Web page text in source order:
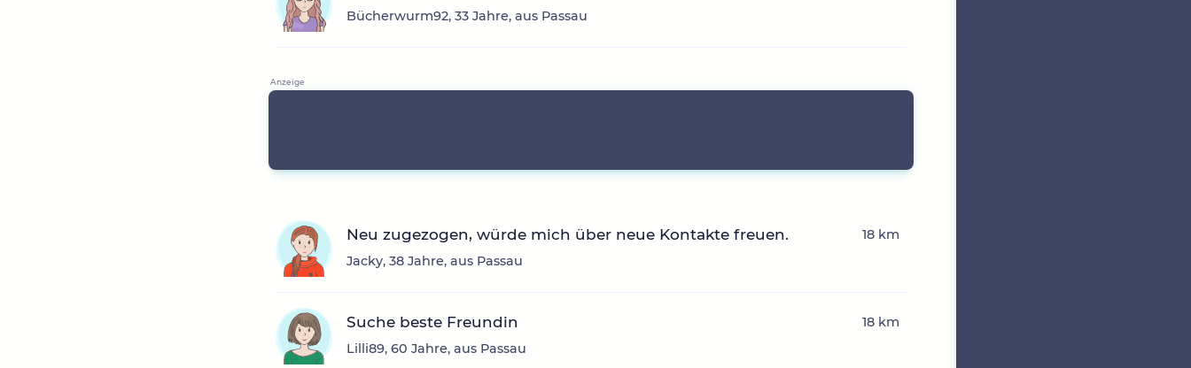
Bücherwurm92, 33 Jahre, aus Passau
Neu zugezogen, würde mich über neue Kontakte freuen.
Jacky, 38 Jahre, aus Passau
18 km
Suche beste Freundin
Lilli89, 60 Jahre, aus Passau
18 km